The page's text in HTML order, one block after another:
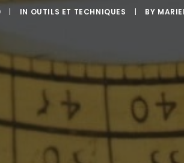
| IN OUTILS ET TECHNIQUES | BY